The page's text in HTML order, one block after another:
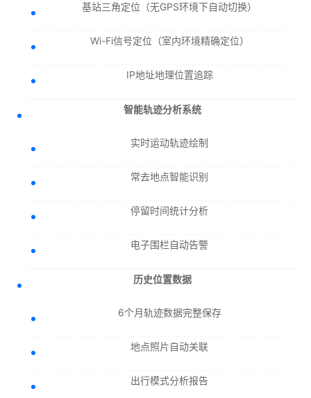
基站三角定位（无GPS环境下自动切换）
Wi-Fi信号定位（室内环境精确定位）
IP地址地理位置追踪
智能轨迹分析系统
实时运动轨迹绘制
常去地点智能识别
停留时间统计分析
电子围栏自动告警
历史位置数据
6个月轨迹数据完整保存
地点照片自动关联
出行模式分析报告